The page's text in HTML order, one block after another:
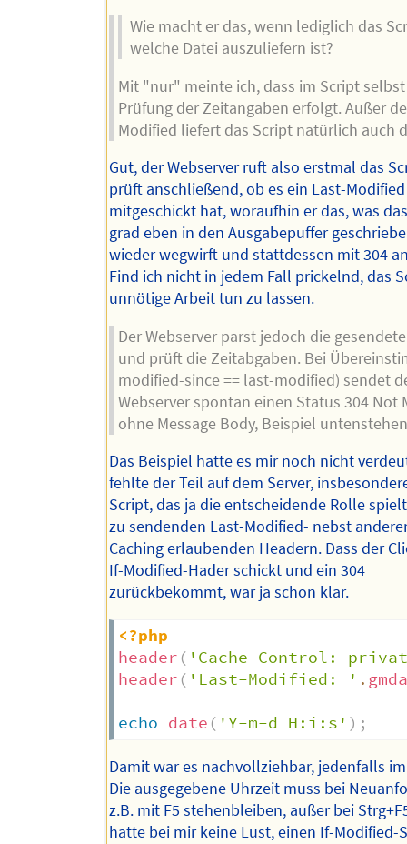
Wie macht er das, wenn lediglich das
welche Datei auszuliefern ist?
Mit "nur" meinte ich, dass im Script
Prüfung der Zeitangaben erfolgt. Außer
Modified liefert das Script natürlich auch
Gut, der Webserver ruft also erstmal das
prüft anschließend, ob es ein Last-Modified
mitgeschickt hat, woraufhin er das, was
grad eben in den Ausgabepuffer
wieder wegwirft und stattdessen mit 304
Find ich nicht in jedem Fall prickelnd, das
unnötige Arbeit tun zu lassen.
Der Webserver parst jedoch die
und prüft die Zeitabgaben. Bei
modified-since == last-modified) sendet
Webserver spontan einen Status 304 Not
ohne Message Body, Beispiel
Das Beispiel hatte es mir noch nicht
fehlte der Teil auf dem Server,
Script, das ja die entscheidende Rolle
zu sendenden Last-Modified- nebst
Caching erlaubenden Headern. Dass der
If-Modified-Hader schickt und ein 304
zurückbekommt, war ja schon klar.
<?php
header ( 'Cache-Control:
header ( 'Last-Modified: ' .
echo date ( 'Y-m-d H:i:s' ) ;
Damit war es nachvollziehbar, jedenfalls
Die ausgegebene Uhrzeit muss bei
z.B. mit F5 stehenbleiben, außer bei
hatte bei mir keine Lust, einen If-Modified-